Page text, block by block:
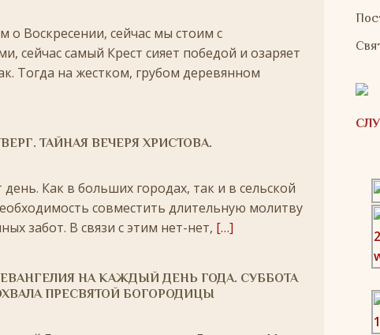
Божией Матери
ЛИК БОГОРОДИЦЫ
воскресенье, 26 октября 2025 года: что будет в храме
5 июля 2026 года: что будет в храме?
о Воскресении, сейчас мы стоим с
сейчас самый Крест сияет победой и озаряет
Тогда на жестком, грубом деревянном
ТАЙНАЯ ВЕЧЕРЯ ХРИСТОВА.
Как в больших городах, так и в сельской
совместить длительную молитву
забот. В связи с этим нет-нет, […]
НА КАЖДЫЙ ДЕНЬ ГОДА. СУББОТА
ПРЕСВЯТОЙ БОГОРОДИЦЫ